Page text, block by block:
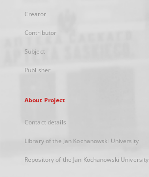
Creator
Contributor
Subject
Publisher
About Project
Contact details
Library of the Jan Kochanowski University
Repository of the Jan Kochanowski University